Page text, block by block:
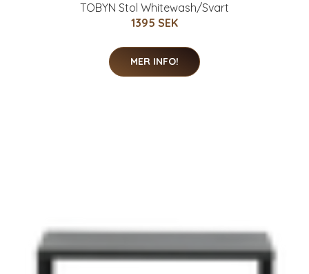
TOBYN Stol Whitewash/Svart
1395 SEK
MER INFO!